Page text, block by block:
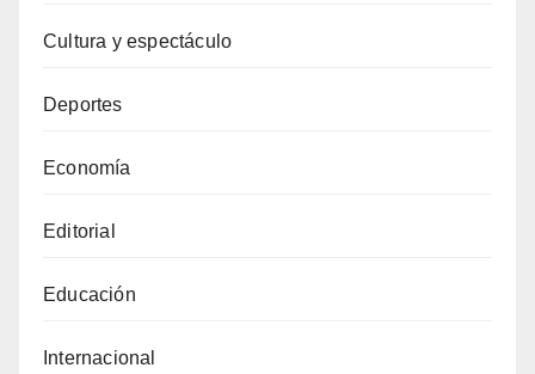
Cultura y espectáculo
Deportes
Economía
Editorial
Educación
Internacional